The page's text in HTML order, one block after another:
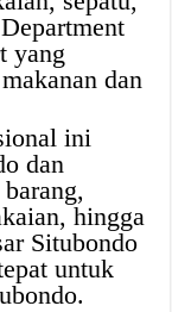
yang
dan
ini
dan
hingga
Situbondo
untuk